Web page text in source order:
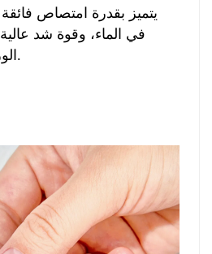
في الماء، وقوة شد عالية
الورق العادي بعد البلل.